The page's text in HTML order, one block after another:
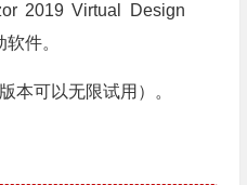
2019 Virtual Design
件。
本可以无限试用）。